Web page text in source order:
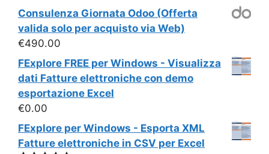
Consulenza Giornata Odoo (Offerta
valida solo per acquisto via Web)
€490.00
FExplore FREE per Windows - Visualizza
dati Fatture elettroniche con demo
esportazione Excel
€0.00
FExplore per Windows - Esporta XML
Fatture elettroniche in CSV per Excel